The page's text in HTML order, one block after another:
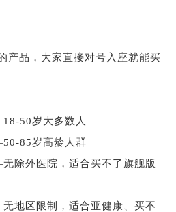
产品，大家直接对号入座就能买
50岁大多数人
85岁高龄人群
除外医院，适合买不了旗舰版
地区限制，适合亚健康、买不